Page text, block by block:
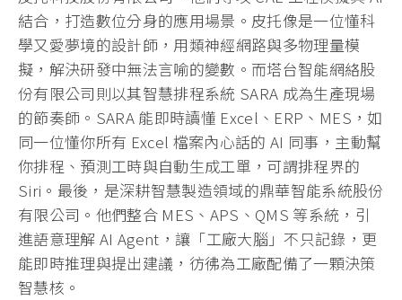
結合，打造數位分身的應用場景。皮托像是一位懂科
學又愛夢境的設計師，用類神經網路與多物理量模
擬，解決研發中無法言喻的變數。而塔台智能網絡股
份有限公司則以其智慧排程系統 SARA 成為生產現場
的節奏師。SARA 能即時讀懂 Excel、ERP、MES，如
同一位懂你所有 Excel 檔案內心話的 AI 同事，主動幫
你排程、預測工時與自動生成工單，可謂排程界的
Siri。最後，是深耕智慧製造領域的鼎華智能系統股份
有限公司。他們整合 MES、APS、QMS 等系統，引
進語意理解 AI Agent，讓「工廠大腦」不只記錄，更
能即時推理與提出建議，彷彿為工廠配備了一顆決策
智慧核。